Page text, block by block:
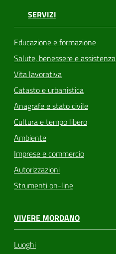
SERVIZI
Educazione e formazione
Salute, benessere e assistenza
Vita lavorativa
Catasto e urbanistica
Anagrafe e stato civile
Cultura e tempo libero
Ambiente
Imprese e commercio
Autorizzazioni
Strumenti on-line
VIVERE MORDANO
Luoghi